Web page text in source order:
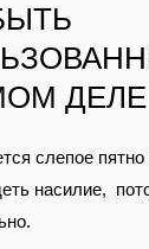
слепое
насилие,